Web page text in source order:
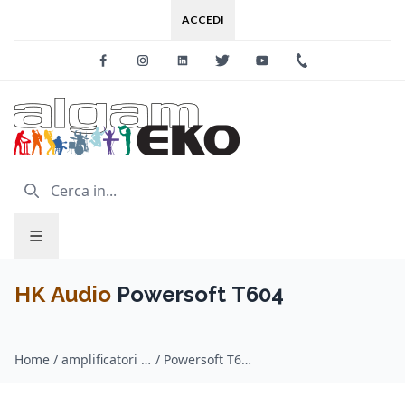
ACCEDI
FacebookInstagramLinkedinTwitter Youtube
HK Audio Powersoft T604
Home / amplificatori a bassa impedenza / HK Audio / Powersoft T604